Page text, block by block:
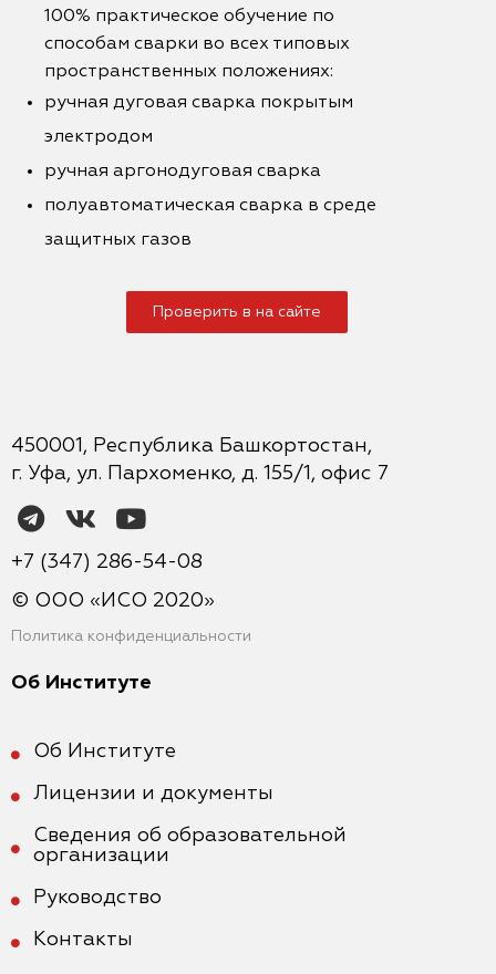
100% практическое обучение по
способам сварки во всех типовых
пространственных положениях:
ручная дуговая сварка покрытым
электродом
ручная аргонодуговая сварка
полуавтоматическая сварка в среде
защитных газов
Проверить в на сайте
450001, Республика Башкортостан,
г. Уфа, ул. Пархоменко, д. 155/1, офис 7
+7 (347) 286-54-08
© ООО «ИСО 2020»
Политика конфиденциальности
Об Институте
Об Институте
Лицензии и документы
Сведения об образовательной
организации
Руководство
Контакты